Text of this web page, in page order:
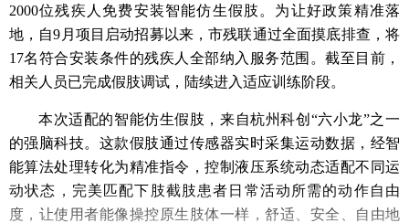
2000位残疾人免费安装智能仿生假肢。为让好政策精准落
地，自9月项目启动招募以来，市残联通过全面摸底排查，将
17名符合安装条件的残疾人全部纳入服务范围。截至目前，
相关人员已完成假肢调试，陆续进入适应训练阶段。
本次适配的智能仿生假肢，来自杭州科创“六小龙”之一
的强脑科技。这款假肢通过传感器实时采集运动数据，经智
能算法处理转化为精准指令，控制液压系统动态适配不同运
动状态，完美匹配下肢截肢患者日常活动所需的动作自由
度，让使用者能像操控原生肢体一样，舒适、安全、自由地